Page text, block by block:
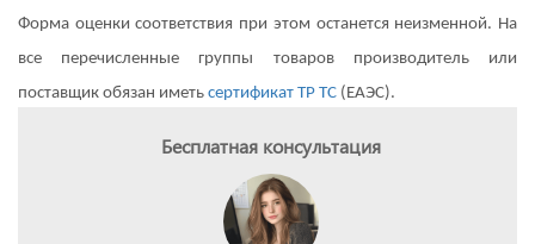
Форма оценки соответствия при этом останется неизменной. На
все перечисленные группы товаров производитель или
поставщик обязан иметь сертификат ТР ТС (ЕАЭС).
Бесплатная консультация